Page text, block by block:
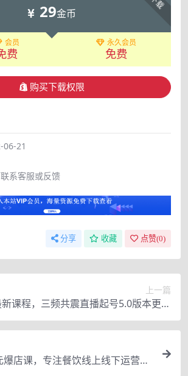
29金币
会员
费
永久会员
免费
购买下载权限
06-21
系客服或反馈
分享 收藏 点赞(0)
上一篇
课程，三频共震直播起号5.0版本更细
致，玩法更新颖
爆店课，专注餐饮线上线下运营，